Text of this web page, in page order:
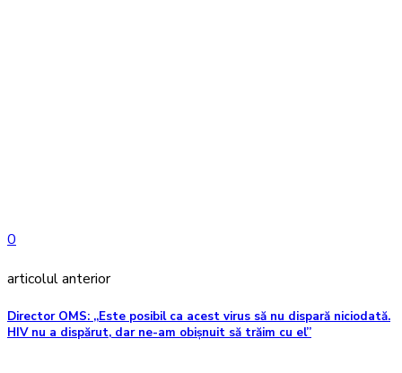
0
articolul anterior
Director OMS: „Este posibil ca acest virus să nu dispară niciodată.
HIV nu a dispărut, dar ne-am obișnuit să trăim cu el”